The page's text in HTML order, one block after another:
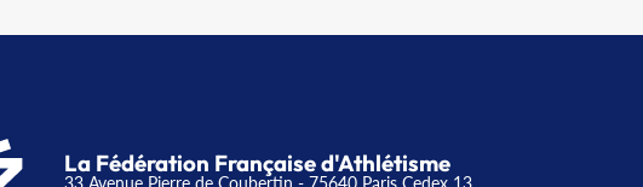
La Fédération Française d'Athlétisme